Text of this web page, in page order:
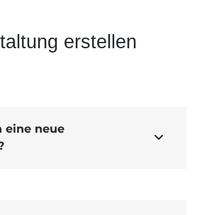
erstellen
eine neue
